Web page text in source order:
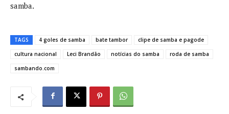
samba.
TAGS 4 goles de samba bate tambor
clipe de samba e pagode
cultura nacional
Leci Brandão notícias do samba
roda de samba
sambando.com